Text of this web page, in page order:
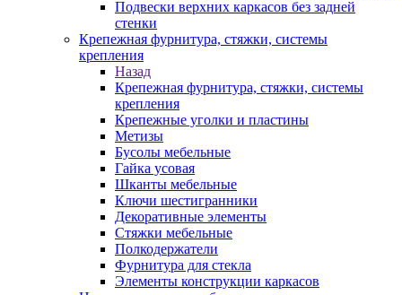
Подвески верхних каркасов без задней
стенки
Крепежная фурнитура, стяжки, системы
крепления
Назад
Крепежная фурнитура, стяжки, системы
крепления
Крепежные уголки и пластины
Метизы
Бусолы мебельные
Гайка усовая
Шканты мебельные
Ключи шестигранники
Декоративные элементы
Стяжки мебельные
Полкодержатели
Фурнитура для стекла
Элементы конструкции каркасов